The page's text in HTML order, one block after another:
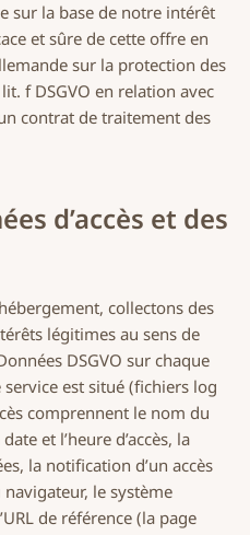
sur la base de notre intérêt
et sûre de cette offre en
sur la protection des
f DSGVO en relation avec
contrat de traitement des
d’accès et des
collectons des
légitimes au sens de
DSGVO sur chaque
est situé (fichiers log
comprennent le nom du
et l’heure d’accès, la
la notification d’un accès
le système
de référence (la page